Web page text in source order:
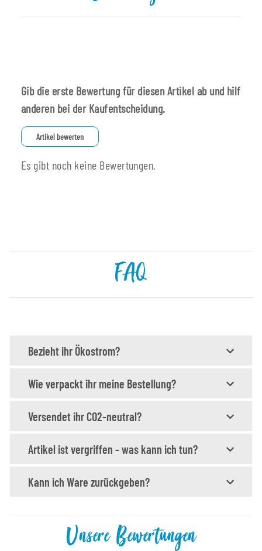
Gib die erste Bewertung für diesen Artikel ab und hilf
anderen bei der Kaufentscheidung.
Artikel bewerten
Es gibt noch keine Bewertungen.
FAQ
Bezieht ihr Ökostrom?
Wie verpackt ihr meine Bestellung?
Versendet ihr CO2-neutral?
Artikel ist vergriffen - was kann ich tun?
Kann ich Ware zurückgeben?
Unsere Bewertungen